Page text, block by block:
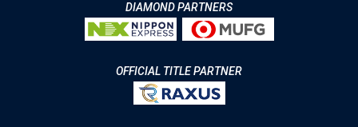
DIAMOND PARTNERS
OFFICIAL TITLE PARTNER